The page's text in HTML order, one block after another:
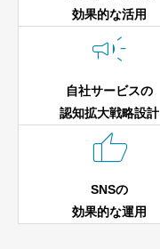
効果的な活用

自社サービスの
認知拡大戦略設計

SNSの
効果的な運用